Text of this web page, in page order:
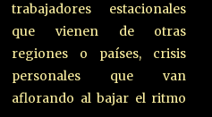
trabajadores estacionales
que vienen de otras
regiones o países, crisis
personales que van
aflorando al bajar el ritmo